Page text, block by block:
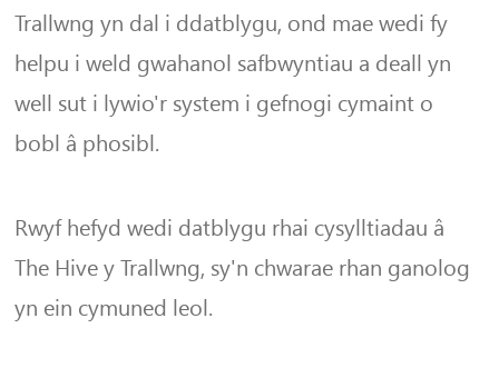
Trallwng yn dal i ddatblygu, ond mae wedi fy
helpu i weld gwahanol safbwyntiau a deall yn
well sut i lywio'r system i gefnogi cymaint o
bobl â phosibl.
Rwyf hefyd wedi datblygu rhai cysylltiadau â
The Hive y Trallwng, sy'n chwarae rhan ganolog
yn ein cymuned leol.